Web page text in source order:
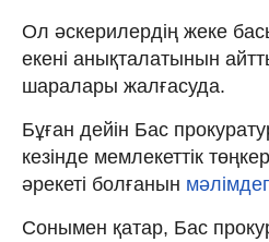
Ол әскерилердің жеке
екені анықталатынын
шаралары жалғасуда.
Бұған дейін Бас
кезінде мемлекеттік
әрекеті болғанын
Сонымен қатар, Бас